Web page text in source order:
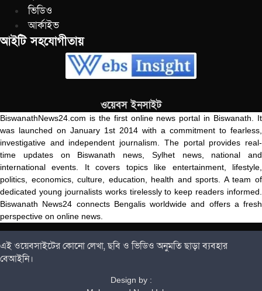
ভিডিও
আর্কাইভ
আইটি সহযোগীতায়
ওয়েবস ইনসাইট
BiswanathNews24.com is the first online news portal in Biswanath. It
was launched on January 1st 2014 with a commitment to fearless,
investigative and independent journalism. The portal provides real-
time updates on Biswanath news, Sylhet news, national and
international events. It covers topics like entertainment, lifestyle,
politics, economics, culture, education, health and sports. A team of
dedicated young journalists works tirelessly to keep readers informed.
Biswanath News24 connects Bengalis worldwide and offers a fresh
perspective on online news.
এই ওয়েবসাইটের কোনো লেখা, ছবি ও ভিডিও অনুমতি ছাড়া ব্যবহার
বেআইনি।
Design by :